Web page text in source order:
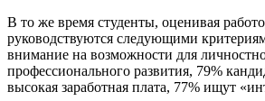
В то же время студенты, оценивая
руководствуются следующими
внимание на возможности для
профессионального развития, 79%
высокая заработная плата, 77% ищут